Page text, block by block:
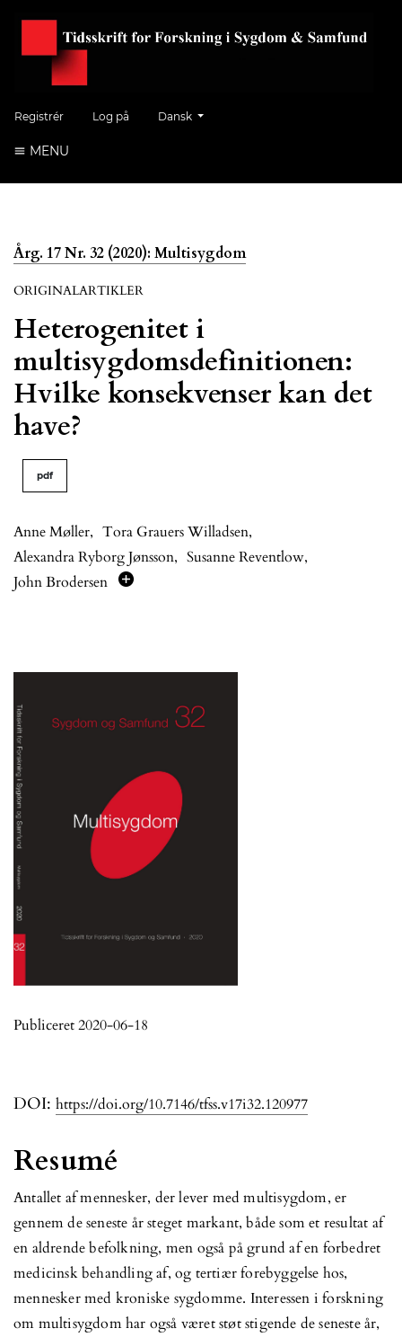
Registrér Log på Skift sprog. Det aktuelle sprog er:
Dansk
MENU
Årg. 17 Nr. 32 (2020): Multisygdom
ORIGINALARTIKLER
Heterogenitet i
multisygdomsdefinitionen:
Hvilke konsekvenser kan det
have?
pdf
Anne Møller, Tora Grauers Willadsen,
Alexandra Ryborg Jønsson, Susanne Reventlow,
John Brodersen
DOI: https://doi.org/10.7146/tfss.v17i32.120977
Publiceret 2020-06-18
Resumé
Antallet af mennesker, der lever med multisygdom, er
gennem de seneste år steget markant, både som et resultat af
en aldrende befolkning, men også på grund af en forbedret
medicinsk behandling af, og tertiær forebyggelse hos,
mennesker med kroniske sygdomme. Interessen i forskning
om multisygdom har også været støt stigende de seneste år,